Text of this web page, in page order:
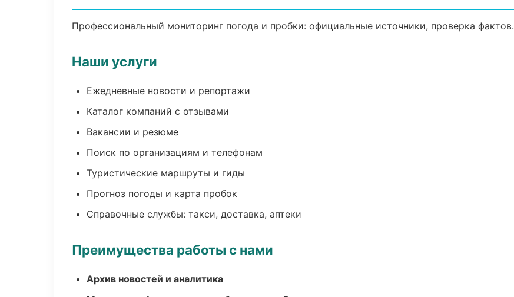
Профессиональный мониторинг погода и пробки: официальные источники, проверка фактов.
Наши услуги
Ежедневные новости и репортажи
Каталог компаний с отзывами
Вакансии и резюме
Поиск по организациям и телефонам
Туристические маршруты и гиды
Прогноз погоды и карта пробок
Справочные службы: такси, доставка, аптеки
Преимущества работы с нами
Архив новостей и аналитика